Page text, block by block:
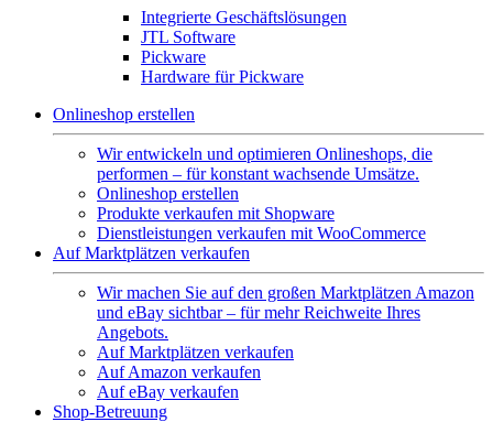
Integrierte Geschäftslösungen
JTL Software
Pickware
Hardware für Pickware
Onlineshop erstellen
Wir entwickeln und optimieren Onlineshops, die
performen – für konstant wachsende Umsätze.
Onlineshop erstellen
Produkte verkaufen mit Shopware
Dienstleistungen verkaufen mit WooCommerce
Auf Marktplätzen verkaufen
Wir machen Sie auf den großen Marktplätzen Amazon
und eBay sichtbar – für mehr Reichweite Ihres
Angebots.
Auf Marktplätzen verkaufen
Auf Amazon verkaufen
Auf eBay verkaufen
Shop-Betreuung